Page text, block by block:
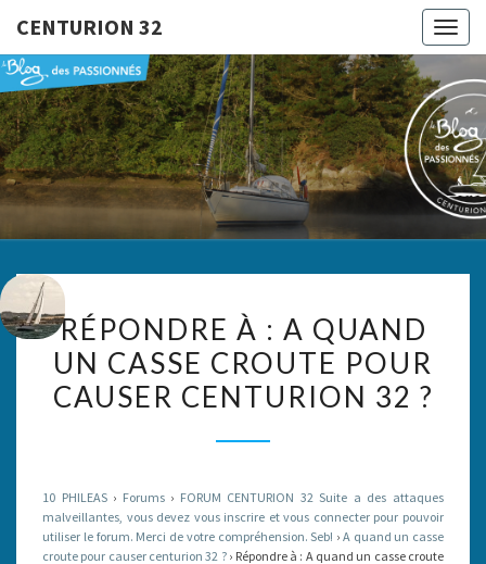
CENTURION 32
32
Le Blog
Des
Passionnés
À :
A
QUAND
POUR
CAUSER
RÉPONDRE À : A QUAND
UN CASSE CROUTE POUR
CAUSER CENTURION 32 ?
10 PHILEAS › Forums › FORUM CENTURION 32 Suite a des attaques
malveillantes, vous devez vous inscrire et vous connecter pour pouvoir
utiliser le forum. Merci de votre compréhension. Seb! › A quand un casse
croute pour causer centurion 32 ? › Répondre à : A quand un casse croute